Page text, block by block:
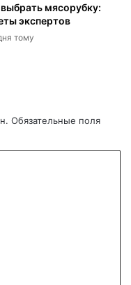
мясорубку:
экспертов
тому
Обязательные поля